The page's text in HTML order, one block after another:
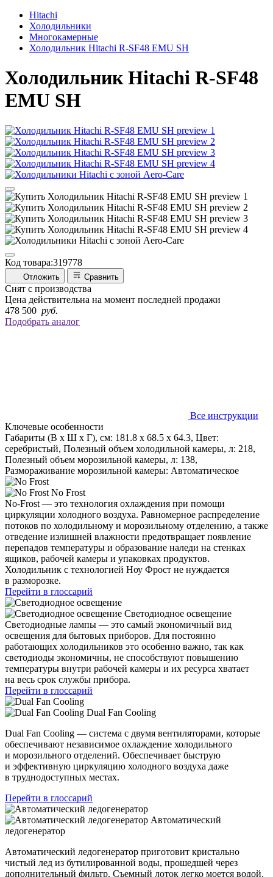
Hitachi
Холодильники
Многокамерные
Холодильник Hitachi R-SF48 EMU SH
ХолодильникHitachi R-SF48
EMU SH
Код товара:319778
Отложить Сравнить
Снят с производства
Цена действительна на момент последней продажи
478 500 руб.
Подобрать аналог
Все инструкции
Ключевые особенности
Габариты (В х Ш х Г), см: 181.8 х 68.5 х 64.3, Цвет:
серебристый, Полезный объем холодильной камеры, л: 218,
Полезный объем морозильной камеры, л: 138,
Размораживание морозильной камеры: Автоматическое
No Frost
No-Frost — это технология охлаждения при помощи
циркуляции холодного воздуха. Равномерное распределение
потоков по холодильному и морозильному отделению, а также
отведение излишней влажности предотвращает появление
перепадов температуры и образование наледи на стенках
ящиков, рабочей камеры и упаковках продуктов.
Холодильник с технологией Ноу Фрост не нуждается
в разморозке.
Перейти в глоссарий
Светодиодное освещение
Светодиодные лампы — это самый экономичный вид
освещения для бытовых приборов. Для постоянно
работающих холодильников это особенно важно, так как
светодиоды экономичны, не способствуют повышению
температуры внутри рабочей камеры и их ресурса хватает
на весь срок службы прибора.
Перейти в глоссарий
Dual Fan Cooling
Dual Fan Cooling — система с двумя вентиляторами, которые
обеспечивают независимое охлаждение холодильного
и морозильного отделений. Обеспечивает быструю
и эффективную циркуляцию холодного воздуха даже
в труднодоступных местах.
Перейти в глоссарий
Автоматический
ледогенератор
Автоматический ледогенератор приготовит кристально
чистый лед из бутилированной воды, прошедшей через
дополнительный фильтр. Съемный лоток легко моется водой.